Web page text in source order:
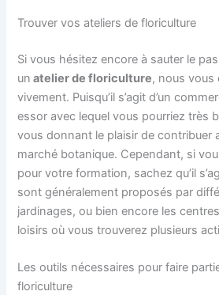
Trouver vos ateliers de floriculture
Si vous hésitez encore à sauter le
un atelier de floriculture, nous vous
vivement. Puisqu’il s’agit d’un
essor avec lequel vous pourriez très
vous donnant le plaisir de contribuer
marché botanique. Cependant, si
pour votre formation, sachez qu’il
sont généralement proposés par
jardinages, ou bien encore les
loisirs où vous trouverez plusieurs
Les outils nécessaires pour faire
floriculture